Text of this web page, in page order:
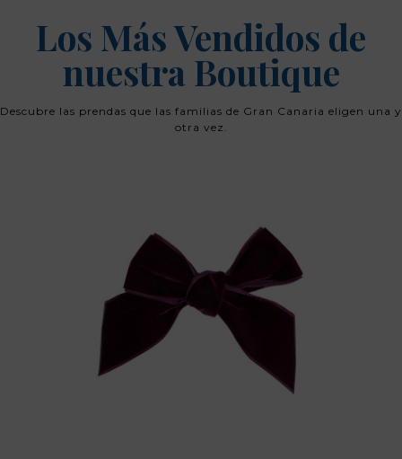
Los Más Vendidos de
nuestra Boutique
Descubre las prendas que las familias de Gran Canaria eligen una y
otra vez.
LAZO TERCIOPELO PICO PATO CONDOR
GRANATE 575